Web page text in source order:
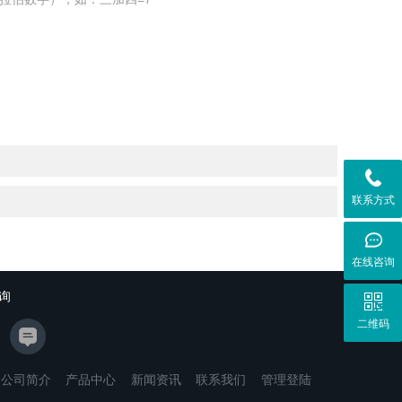
公司简介 产品中心 新闻资讯 联系我们
管理登陆
联系方式
在线咨询
二维码